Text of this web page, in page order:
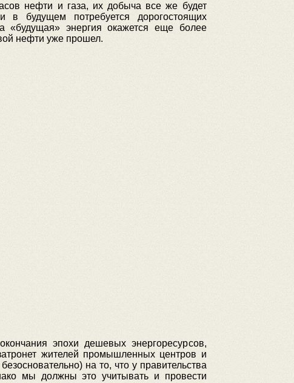
нефти и газа, их добыча все же будет
в будущем потребуется дорогостоящих
«будущая» энергия окажется еще более
нефти уже прошел.
эпохи дешевых энергоресурсов,
жителей промышленных центров и
на то, что у правительства
мы должны это учитывать и провести